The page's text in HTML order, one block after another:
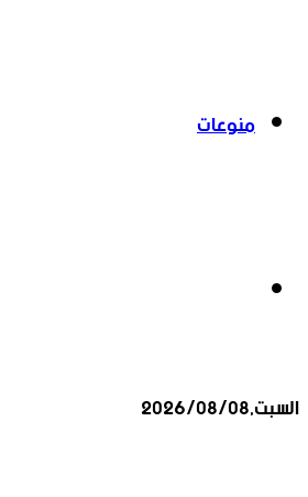
منوعات
السبت,2026/08/08